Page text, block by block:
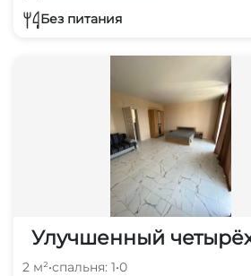
Без питания
Улучшенный
2 м²•спальня: 1•0